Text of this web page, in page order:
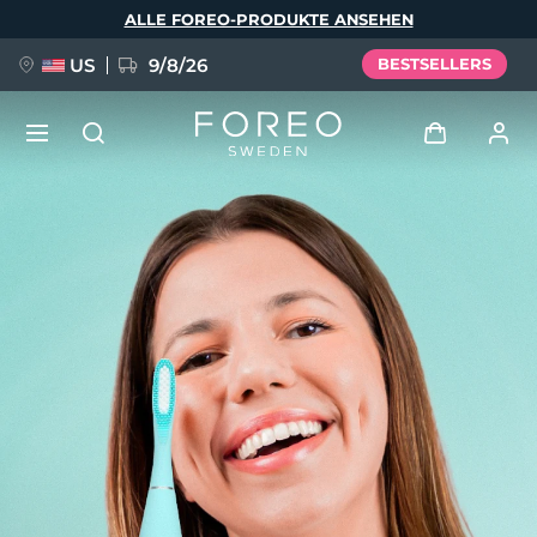
ALLE FOREO-PRODUKTE ANSEHEN
US 9/8/26 BESTSELLERS
Benutzerkonto
Meine Geräte
Meine Bestellungen
Meine Adressen
Meine Abonnements
FAQ™ Pure Beauty-Tech Elixir
BREAKING NEWS
issa™ Teeth Whitening Set
Deutsch
Español
Français
Italiano
Português
Svenska
Русский
简体中文 繁體中文